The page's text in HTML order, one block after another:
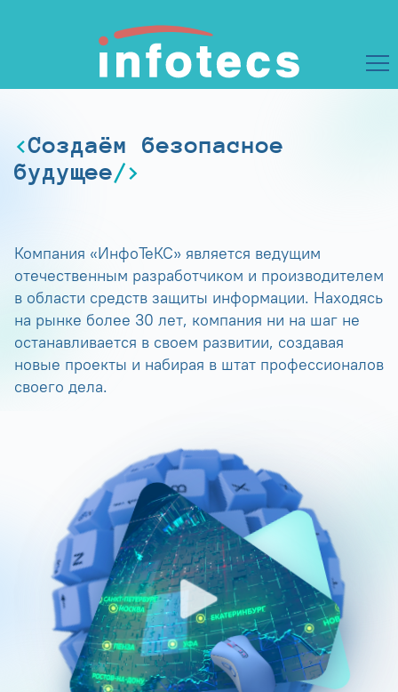
Создаём безопасное
будущее
Компания «ИнфоТеКС» является ведущим
отечественным разработчиком и производителем
в области средств защиты информации. Находясь
на рынке более 30 лет, компания ни на шаг не
останавливается в своем развитии, создавая
новые проекты и набирая в штат профессионалов
своего дела.